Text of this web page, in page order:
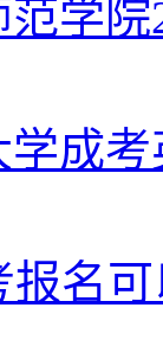
范学
学成
报名